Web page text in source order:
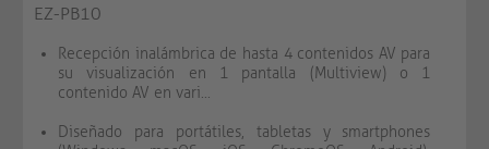
EZ-PB10
Recepción inalámbrica de hasta 4 contenidos AV para
su visualización en 1 pantalla (Multiview) o 1
contenido AV en vari...
Diseñado para portátiles, tabletas y smartphones